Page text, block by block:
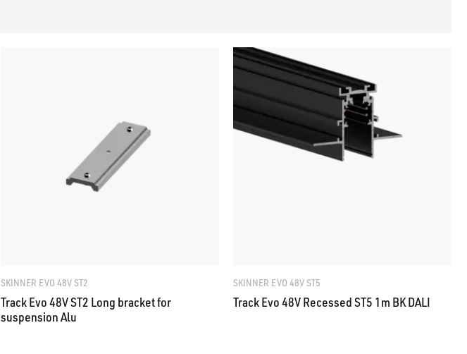
SKINNER EVO 48V ST2
Track Evo 48V ST2 Long bracket for
suspension Alu
SKINNER EVO 48V ST5
Track Evo 48V Recessed ST5 1m BK DALI